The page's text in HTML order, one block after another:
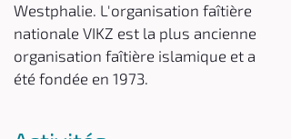
Westphalie. L'organisation faîtière
nationale VIKZ est la plus ancienne
organisation faîtière islamique et a
été fondée en 1973.